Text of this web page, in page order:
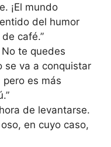
¡El mundo
del humor
café.”
No te quedes
se va a conquistar
pero es más
de levantarse.
en cuyo caso,